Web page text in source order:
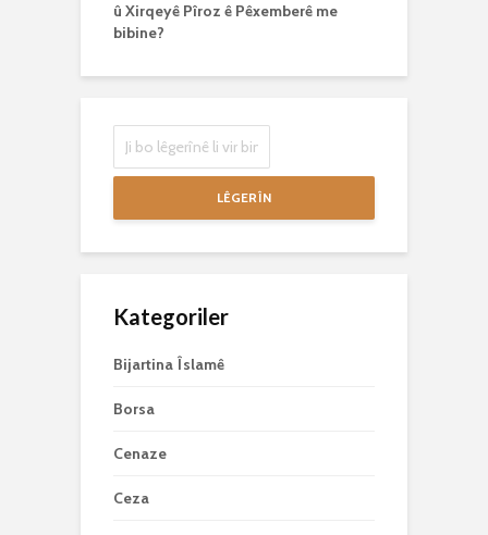
û Xirqeyê Pîroz ê Pêxemberê me
bibine?
LÊGERÎN
Kategoriler
Bijartina Îslamê
Borsa
Cenaze
Ceza